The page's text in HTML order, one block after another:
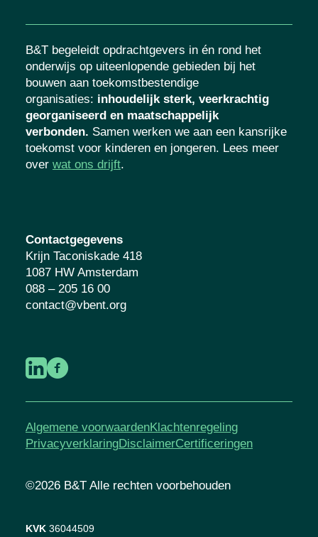
B&T begeleidt opdrachtgevers in én rond het
onderwijs op uiteenlopende gebieden bij het
bouwen aan toekomstbestendige
organisaties: inhoudelijk sterk, veerkrachtig
georganiseerd en maatschappelijk
verbonden. Samen werken we aan een kansrijke
toekomst voor kinderen en jongeren. Lees meer
over wat ons drijft.
Contactgegevens
Krijn Taconiskade 418
1087 HW Amsterdam
088 – 205 16 00
contact@vbent.org
Algemene voorwaardenKlachtenregeling
PrivacyverklaringDisclaimerCertificeringen
©2026 B&T Alle rechten voorbehouden
KVK 36044509